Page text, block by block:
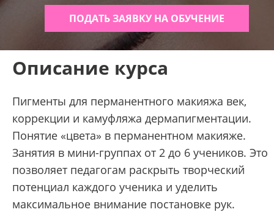
ПОДАТЬ ЗАЯВКУ НА ОБУЧЕНИЕ
Описание курса
Пигменты для перманентного макияжа век,
коррекции и камуфляжа дермапигментации.
Понятие «цвета» в перманентном макияже.
Занятия в мини-группах от 2 до 6 учеников. Это
позволяет педагогам раскрыть творческий
потенциал каждого ученика и уделить
максимальное внимание постановке рук.